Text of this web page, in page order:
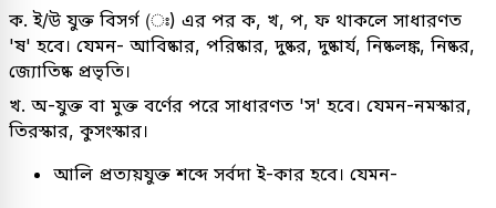
ক. ই/উ যুক্ত বিসর্গ (ঃ) এর পর ক, খ, প, ফ থাকলে সাধারণত
'ষ' হবে। যেমন- আবিষ্কার, পরিষ্কার, দুষ্কর, দুষ্কার্য, নিষ্কলঙ্ক, নিষ্কর,
জ্যোতিষ্ক প্রভৃতি।
খ. অ-যুক্ত বা মুক্ত বর্ণের পরে সাধারণত 'স' হবে। যেমন-নমস্কার,
তিরস্কার, কুসংস্কার।
আলি প্রত্যয়যুক্ত শব্দে সর্বদা ই-কার হবে। যেমন-